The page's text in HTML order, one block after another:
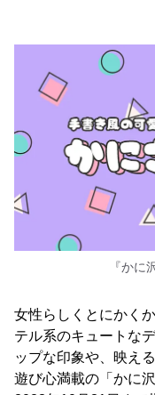
『かに
女性らしくとにかく
テル系のキュートな
ップな印象や、映え
遊び心満載の「かに